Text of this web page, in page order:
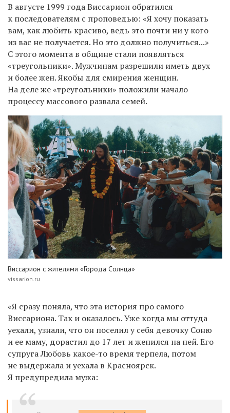
В августе 1999 года Виссарион обратился
к последователям с проповедью: «Я хочу показать
вам, как любить красиво, ведь это почти ни у кого
из вас не получается. Но это должно получиться...»
С этого момента в общине стали появляться
«треугольники». Мужчинам разрешили иметь двух
и более жен. Якобы для смирения женщин.
На деле же «треугольники» положили начало
процессу массового развала семей.
Виссарион с жителями «Города Солнца»
vissarion.ru
«Я сразу поняла, что эта история про самого
Виссариона. Так и оказалось. Уже когда мы оттуда
уехали, узнали, что он поселил у себя девочку Соню
и ее маму, дорастил до 17 лет и женился на ней. Его
супруга Любовь какое-то время терпела, потом
не выдержала и уехала в Красноярск.
Я предупредила мужа: